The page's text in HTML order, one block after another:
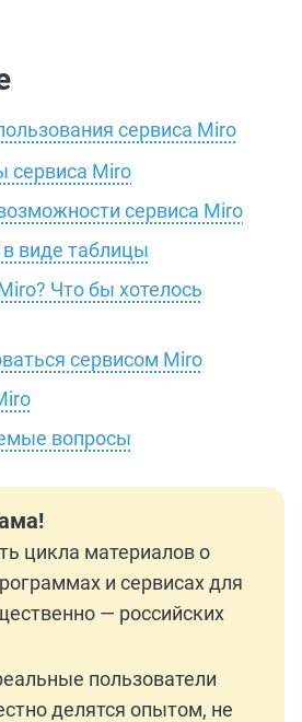
сервиса Miro
сервиса Miro
сервиса Miro
виде таблицы
Что бы хотелось
сервисом Miro
вопросы
цикла материалов о
и сервисах для
— российских
пользователи
делятся опытом, не